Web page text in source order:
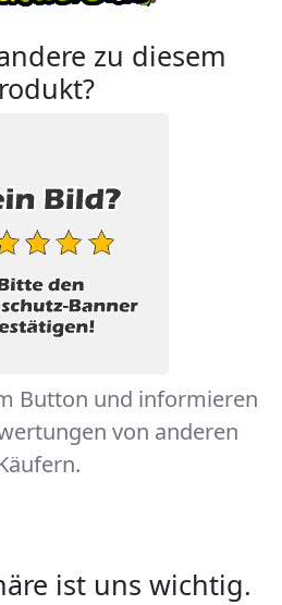
zu diesem
Button und informieren
von anderen
ist uns wichtig.